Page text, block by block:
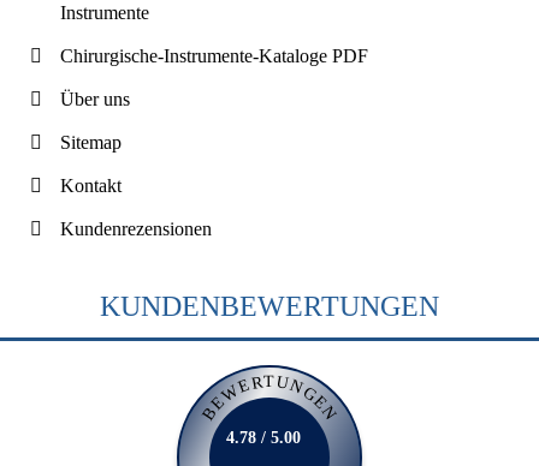
Instrumente
Chirurgische-Instrumente-Kataloge PDF
Über uns
Sitemap
Kontakt
Kundenrezensionen
KUNDENBEWERTUNGEN
BEWERTUNGEN
4.78 / 5.00